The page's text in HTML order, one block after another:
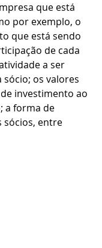
que está
por exemplo, o
que está sendo
de cada
a ser
os valores
investimento ao
a forma de
sócios, entre